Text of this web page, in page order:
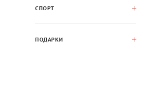
СПОРТ
ПОДАРКИ